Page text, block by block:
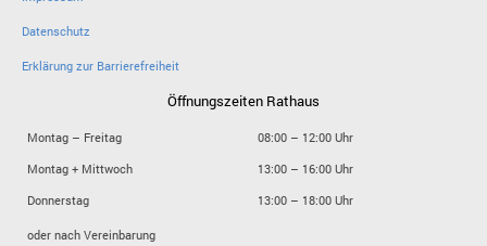
Datenschutz
Erklärung zur Barrierefreiheit
Öffnungszeiten Rathaus
Montag – Freitag
08:00 – 12:00 Uhr
Montag + Mittwoch
13:00 – 16:00 Uhr
Donnerstag
13:00 – 18:00 Uhr
oder nach Vereinbarung